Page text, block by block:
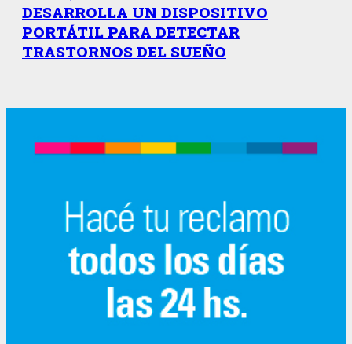
DESARROLLA UN DISPOSITIVO
PORTÁTIL PARA DETECTAR
TRASTORNOS DEL SUEÑO